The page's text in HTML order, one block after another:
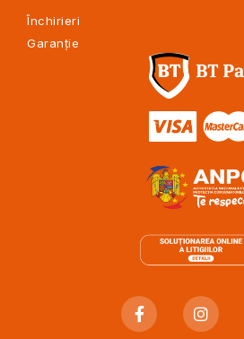
Închirieri
Garanție